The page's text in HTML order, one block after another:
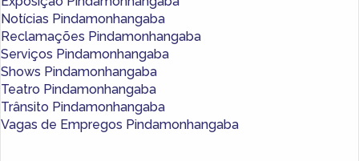
Notícias Pindamonhangaba
Reclamações Pindamonhangaba
Serviços Pindamonhangaba
Shows Pindamonhangaba
Teatro Pindamonhangaba
Trânsito Pindamonhangaba
Vagas de Empregos Pindamonhangaba